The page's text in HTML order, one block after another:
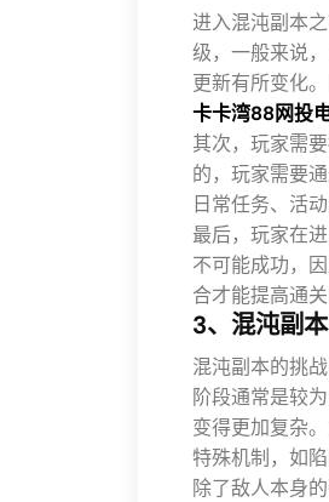
进入混沌副本
级，一般来说
更新有所变化
卡卡湾88网投
其次，玩家需
的，玩家需要
日常任务、活
最后，玩家在
不可能成功，
合才能提高通关
3、混沌副
混沌副本的挑
阶段通常是较
变得更加复杂
特殊机制，如
除了敌人本身